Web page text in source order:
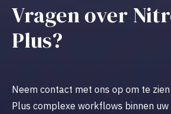
Vragen over
Plus?
Neem contact met ons op om te
Plus complexe workflows binnen uw